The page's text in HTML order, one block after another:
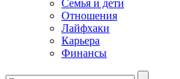
Семья и дети
Отношения
Лайфхаки
Карьера
Финансы